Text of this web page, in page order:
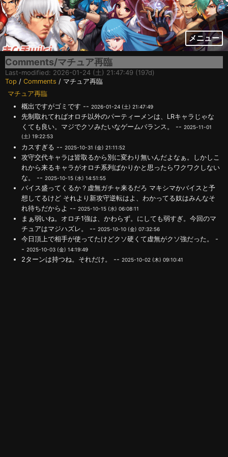
メニュー
Comments/マチュア再臨
Last-modified: 2026-01-24 (土) 21:47:49 (197d)
Top / Comments / マチュア再臨
マチュア再臨
概出ですがゴミです -- 2026-01-24 (土) 21:47:49
先制取れてればオロチ以外のパーティーメンは、LRキャラじゃな
くても良い。マジでクソみたいなゲームバランス。 -- 2025-11-01
(土) 19:22:53
カスすぎる -- 2025-10-31 (金) 21:11:52
攻守交代キャラは皆取るから別に変わり無いんだよなぁ。しかしこ
れから来るキャラがオロチ系列ばかりかと思ったらワクワクしない
な。 -- 2025-10-15 (水) 14:51:55
バイス盛ってくるか？虚無ガチャ来るだろ マキシマかバイスと予
想してるけど それより新攻守逆転はよ、わかってる奴はみんなそ
れ待ちだからよ -- 2025-10-15 (水) 06:08:11
まぁ弱いね。オロチ1強は、かわらず。にしても弱すぎ。今回のマ
チュアはマジハズレ。 -- 2025-10-10 (金) 07:32:56
今日頂上で相手が使ってたけどクソ硬くて虚無がクソ強だった。 -
- 2025-10-03 (金) 14:19:49
2ターンは持つね。それだけ。 -- 2025-10-02 (木) 09:10:41